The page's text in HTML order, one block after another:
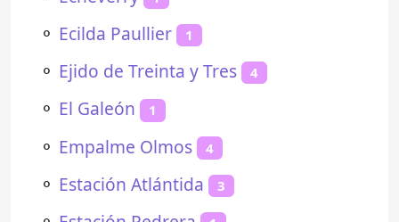
⚬ Ecilda Paullier 1
⚬ Ejido de Treinta y Tres 4
⚬ El Galeón 1
⚬ Empalme Olmos 4
⚬ Estación Atlántida 3